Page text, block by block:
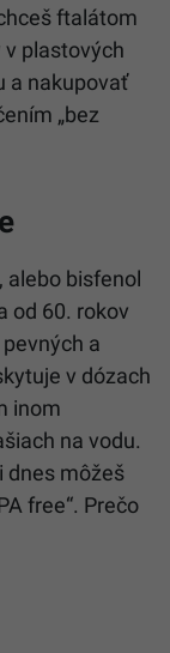
ftalátom
plastových
a nakupovať
„bez
alebo bisfenol
od 60. rokov
a
v dózach
inom
na vodu.
dnes môžeš
free“. Prečo